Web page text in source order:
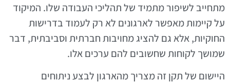
מתחייב לשיפור מתמיד של תהליכי העבודה שלו. המיקוד
על קיימות מאפשר לארגונים לא רק לעמוד בדרישות
החוקיות, אלא גם להציג מחויבות חברתית וסביבתית, דבר
שמושך לקוחות שחשובים להם ערכים אלו.
היישום של תקן זה מצריך מהארגון לבצע ניתוחים